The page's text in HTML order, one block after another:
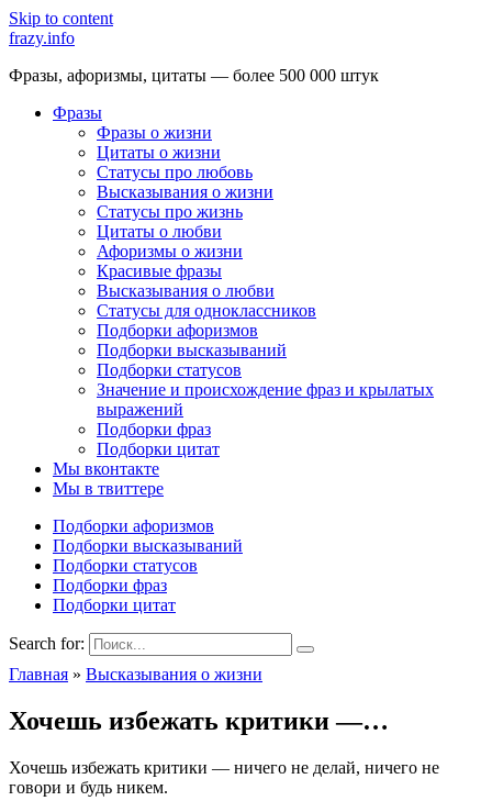
Skip to content
frazy.info
Фразы, афоризмы, цитаты — более 500 000 штук
Фразы
Фразы о жизни
Цитаты о жизни
Статусы про любовь
Высказывания о жизни
Статусы про жизнь
Цитаты о любви
Афоризмы о жизни
Красивые фразы
Высказывания о любви
Статусы для одноклассников
Подборки афоризмов
Подборки высказываний
Подборки статусов
Значение и происхождение фраз и крылатых
выражений
Подборки фраз
Подборки цитат
Мы вконтакте
Мы в твиттере
Подборки афоризмов
Подборки высказываний
Подборки статусов
Подборки фраз
Подборки цитат
Search for:
Главная » Высказывания о жизни
Хочешь избежать критики —…
Хочешь избежать критики — ничего не делай, ничего не
говори и будь никем.